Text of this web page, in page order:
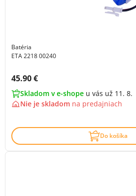
Batéria
ETA 2218 00240
Cena s DPH:
45.90 €
Skladom v e-shope u vás už 11. 8.
Nie je skladom na predajniach
Do košíka